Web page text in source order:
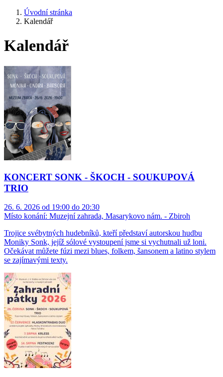
Úvodní stránka
Kalendář
Kalendář
KONCERT SONK - ŠKOCH - SOUKUPOVÁ
TRIO
26. 6. 2026 od 19:00 do 20:30
Místo konání: Muzejní zahrada, Masarykovo nám. - Zbiroh
Trojice svébytných hudebníků, kteří představí autorskou hudbu
Moniky Sonk, jejíž sólové vystoupení jsme si vychutnali už loni.
Očekávat můžete fúzi mezi blues, folkem, šansonem a latino stylem
se zajímavými texty.